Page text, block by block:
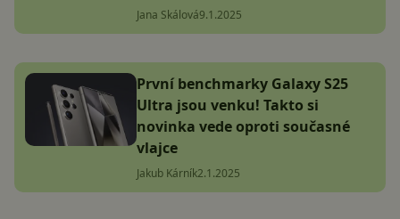
Jana Skálová9.1.2025
První benchmarky Galaxy S25
Ultra jsou venku! Takto si
novinka vede oproti současné
vlajce
Jakub Kárník2.1.2025